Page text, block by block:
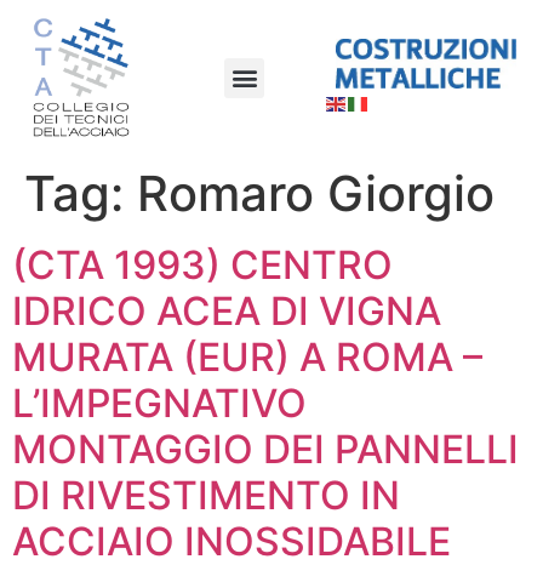
Tag: Romaro Giorgio
(CTA 1993) CENTRO
IDRICO ACEA DI VIGNA
MURATA (EUR) A ROMA –
L’IMPEGNATIVO
MONTAGGIO DEI PANNELLI
DI RIVESTIMENTO IN
ACCIAIO INOSSIDABILE